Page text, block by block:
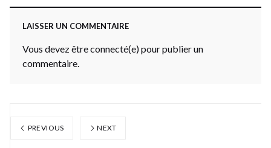
LAISSER UN COMMENTAIRE
Vous devez être connecté(e) pour publier un
commentaire.
PREVIOUS NEXT